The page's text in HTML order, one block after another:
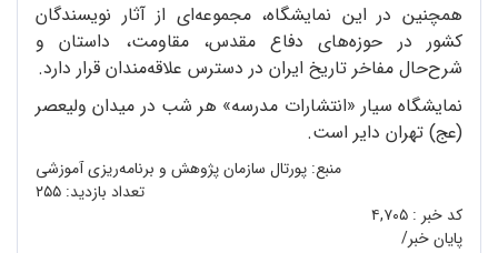
همچنین در این نمایشگاه، مجموعه‌ای از آثار نویسندگان
کشور در حوزه‌های دفاع مقدس، مقاومت، داستان و
شرح‌حال مفاخر تاریخ ایران در دسترس علاقه‌مندان قرار دارد.
نمایشگاه سیار «انتشارات مدرسه» هر شب در میدان ولیعصر
(عج) تهران دایر است.
منبع: پورتال سازمان پژوهش و برنامه‌ریزی آموزشی
تعداد بازدید: ۲۵۵
کد خبر : ۴,۷۰۵
پایان خبر/